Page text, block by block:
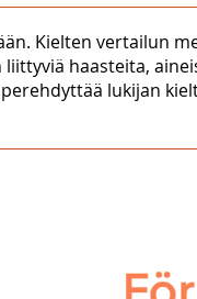
Kielten vertailun
haasteita,
lukijan